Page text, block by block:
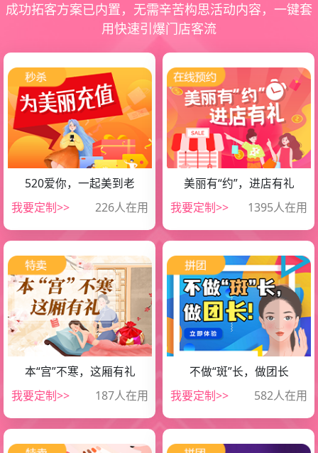
成功拓客方案已内置，无需辛苦构思活动内容，一键套
用快速引爆门店客流
微信扫一扫，小程序查看
520爱你，一起美到老
我要定制>>
226人在用 微信扫一扫，小程序查看
美丽有“约”，进店有礼
我要定制>>
1395人在用
微信扫一扫，小程序查看
本“宫”不寒，这厢有礼
我要定制>>
187人在用 微信扫一扫，小程序查看
不做“斑”长，做团长
我要定制>>
582人在用